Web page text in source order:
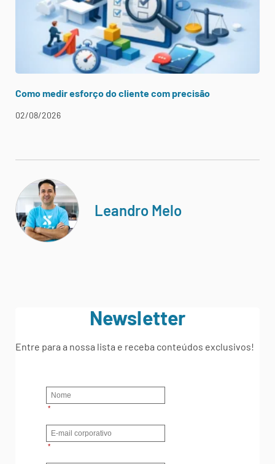
Como medir esforço do cliente com precisão
02/08/2026
Leandro Melo
Newsletter
Entre para a nossa lista e receba conteúdos exclusivos!